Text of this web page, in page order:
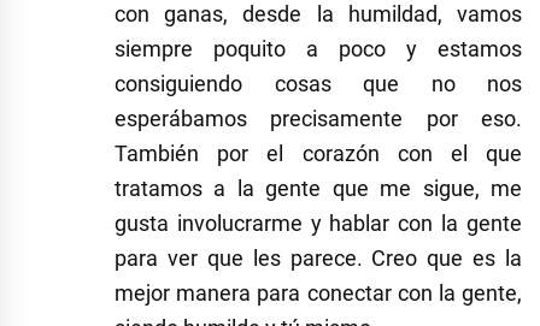
con ganas, desde la humildad, vamos
siempre poquito a poco y estamos
consiguiendo cosas que no nos
esperábamos precisamente por eso.
También por el corazón con el que
tratamos a la gente que me sigue, me
gusta involucrarme y hablar con la gente
para ver que les parece. Creo que es la
mejor manera para conectar con la gente,